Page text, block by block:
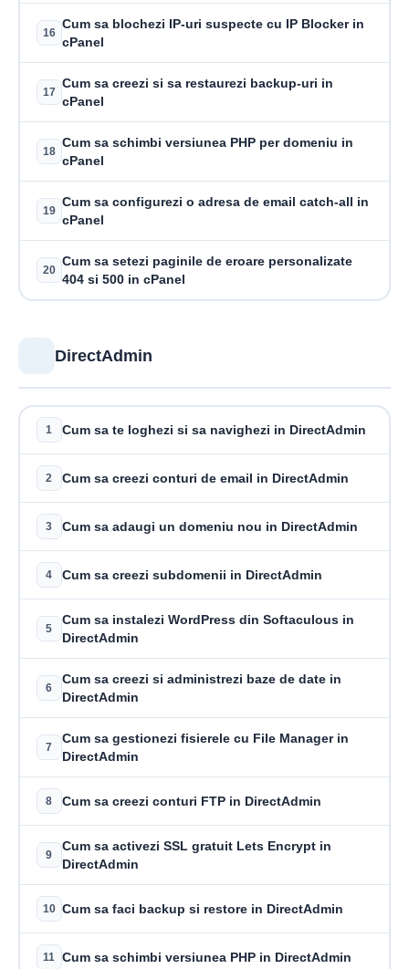
16
Cum sa blochezi IP-uri suspecte cu IP Blocker in
cPanel
17
Cum sa creezi si sa restaurezi backup-uri in
cPanel
18
Cum sa schimbi versiunea PHP per domeniu in
cPanel
19
Cum sa configurezi o adresa de email catch-all in
cPanel
20
Cum sa setezi paginile de eroare personalizate
404 si 500 in cPanel
DirectAdmin
1 Cum sa te loghezi si sa navighezi in DirectAdmin
2 Cum sa creezi conturi de email in DirectAdmin
3 Cum sa adaugi un domeniu nou in DirectAdmin
4 Cum sa creezi subdomenii in DirectAdmin
5
Cum sa instalezi WordPress din Softaculous in
DirectAdmin
6
Cum sa creezi si administrezi baze de date in
DirectAdmin
7
Cum sa gestionezi fisierele cu File Manager in
DirectAdmin
8 Cum sa creezi conturi FTP in DirectAdmin
9
Cum sa activezi SSL gratuit Lets Encrypt in
DirectAdmin
10 Cum sa faci backup si restore in DirectAdmin
11 Cum sa schimbi versiunea PHP in DirectAdmin